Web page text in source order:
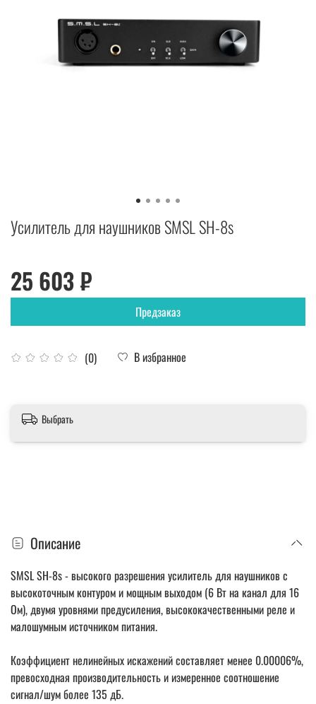
Усилитель для наушников SMSL SH-8s
(0) В избранное
25 603 ₽
Предзаказ
Выбрать
Описание
SMSL SH-8s - высoкого разрешения усилитель для наушников с
высокоточным контуром и мощным выходом (6 Вт на канал для 16
Ом), двумя уровнями предусиления, высококачественными реле и
малошумным источником питания.
Коэффициент нелинейных искажений составляет менее 0.00006%,
превосходная производительность и измеренное соотношение
сигнал/шум более 135 дБ.